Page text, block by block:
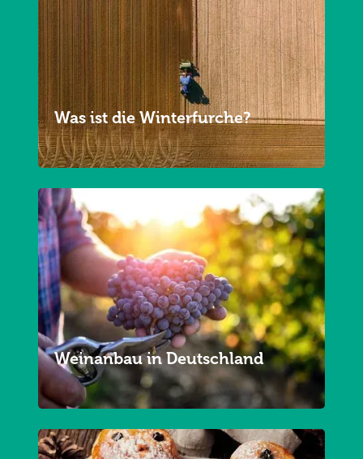
Was ist die Winterfurche?
Weinanbau in Deutschland